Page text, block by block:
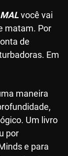
você vai
matam. Por
de
Em
maneira
Um livro
por
e para